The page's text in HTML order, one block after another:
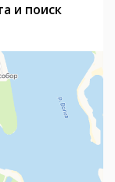
и поиск